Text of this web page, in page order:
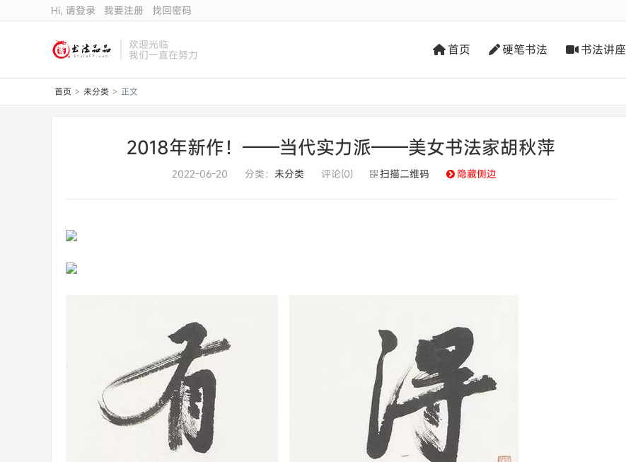
Hi, 请登录 我要注册 找回密码
欢迎光临
我们一直在努力 首页 硬笔书法 书法讲座
首页 > 未分类 > 正文
2018年新作！——当代实力派——美女书法家胡秋萍
2022-06-20 分类： 未分类 评论(0) 扫描二维码 隐藏侧边